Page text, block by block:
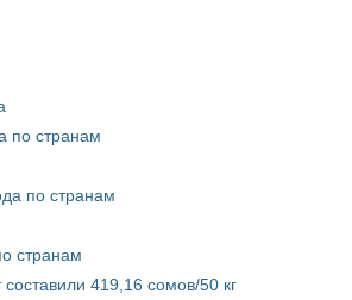
по странам
по странам
странам
419,16 сомов/50 кг